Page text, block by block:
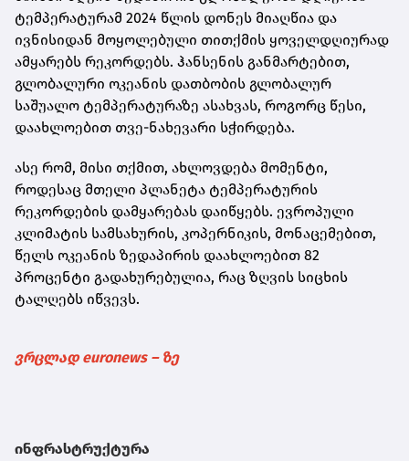
ტემპერატურამ 2024 წლის დონეს მიაღწია და
ივნისიდან მოყოლებული თითქმის ყოველდღიურად
ამყარებს რეკორდებს. ჰანსენის განმარტებით,
გლობალური ოკეანის დათბობის გლობალურ
საშუალო ტემპერატურაზე ასახვას, როგორც წესი,
დაახლოებით თვე-ნახევარი სჭირდება.
ასე რომ, მისი თქმით, ახლოვდება მომენტი,
როდესაც მთელი პლანეტა ტემპერატურის
რეკორდების დამყარებას დაიწყებს. ევროპული
კლიმატის სამსახურის, კოპერნიკის, მონაცემებით,
წელს ოკეანის ზედაპირის დაახლოებით 82
პროცენტი გადახურებულია, რაც ზღვის სიცხის
ტალღებს იწვევს.
ვრცლად euronews – ზე
ინფრასტრუქტურა